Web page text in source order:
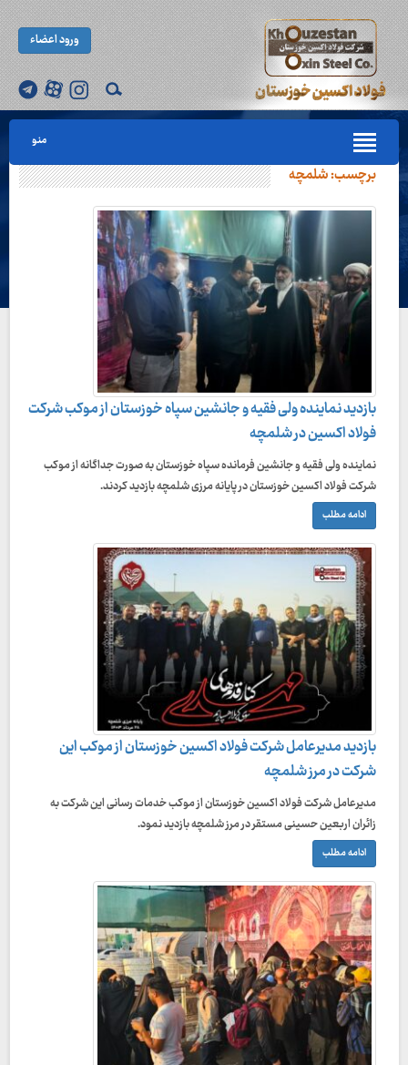
ورود اعضاء
منو
برچسب:شلمچه
بازدید نماینده ولی فقیه و جانشین سپاه خوزستان از موکب شرکت
فولاد اکسین در شلمچه
نماینده ولی فقیه و جانشین فرمانده سپاه خوزستان به صورت جداگانه از موکب
شرکت فولاد اکسین خوزستان در پایانه مرزی شلمچه بازدید کردند.
ادامه مطلب
بازدید مدیرعامل شرکت فولاد اکسین خوزستان از موکب این
شرکت در مرز شلمچه
مدیرعامل شرکت فولاد اکسین خوزستان از موکب خدمات رسانی این شرکت به
زائران اربعین حسینی مستقر در مرز شلمچه بازدید نمود.
ادامه مطلب